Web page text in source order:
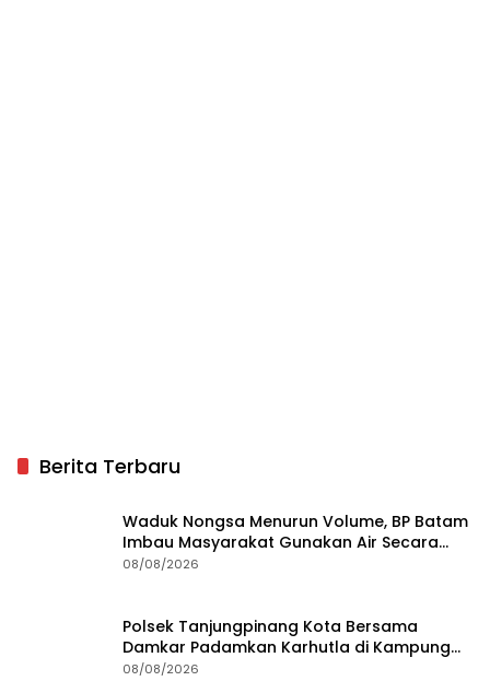
Berita Terbaru
Waduk Nongsa Menurun Volume, BP Batam
Imbau Masyarakat Gunakan Air Secara
Bijak
08/08/2026
Polsek Tanjungpinang Kota Bersama
Damkar Padamkan Karhutla di Kampung
Bugis
08/08/2026